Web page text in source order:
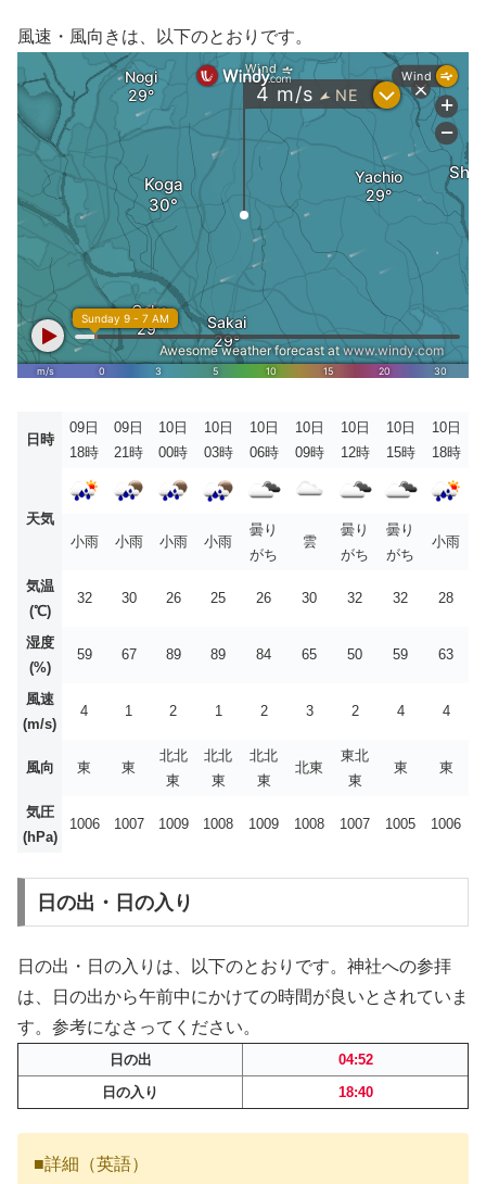
風速・風向きは、以下のとおりです。
日時
09日
18時
09日
21時
10日
00時
10日
03時
10日
06時
10日
09時
10日
12時
10日
15時
10日
18時
天気
小雨
小雨 小雨 小雨
曇り
がち
雲
曇り
がち
曇り
がち
小雨
気温
(℃)
32 30 26 25 26 30 32 32 28
湿度
(%)
59 67 89 89 84 65 50 59 63
風速
(m/s)
4 1 2 1 2 3 2 4 4
風向 東 東
北北
東
北北
東
北北
東
北東
東北
東
東 東
気圧
(hPa)
1006 1007 1009 1008 1009 1008 1007 1005 1006
日の出・日の入り
日の出・日の入りは、以下のとおりです。神社への参拝
は、日の出から午前中にかけての時間が良いとされていま
す。参考になさってください。
日の出
04:52
日の入り
18:40
■詳細（英語）